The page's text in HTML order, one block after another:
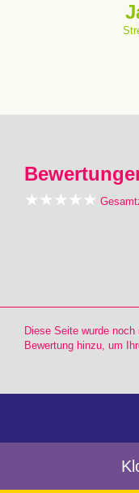
Diese Seite wurde
Bewertung hinzu, um